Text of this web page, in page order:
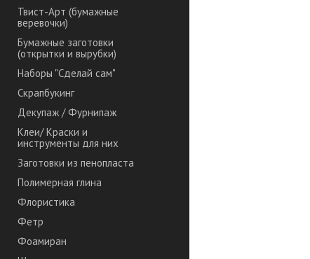
Твист-Арт (бумажные
веревочки)
Бумажные заготовки
(открытки и вырубки)
Наборы "Сделай сам"
Скрапбукинг
Декупаж / Фурнипаж
Клеи/ Краски и
инструменты для них
Заготовки из пенопласта
Полимерная глина
Флористика
Фетр
Фоамиран